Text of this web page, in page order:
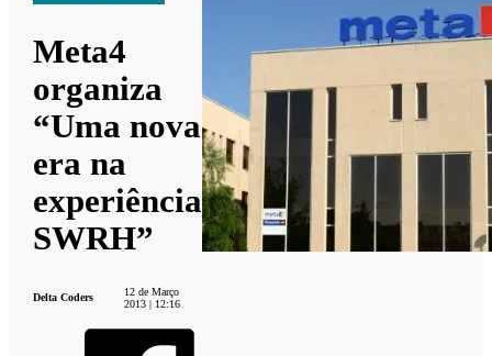
Meta4
organiza
“Uma nova
era na
experiência
SWRH”
Delta Coders
12 de Março
2013 | 12:16